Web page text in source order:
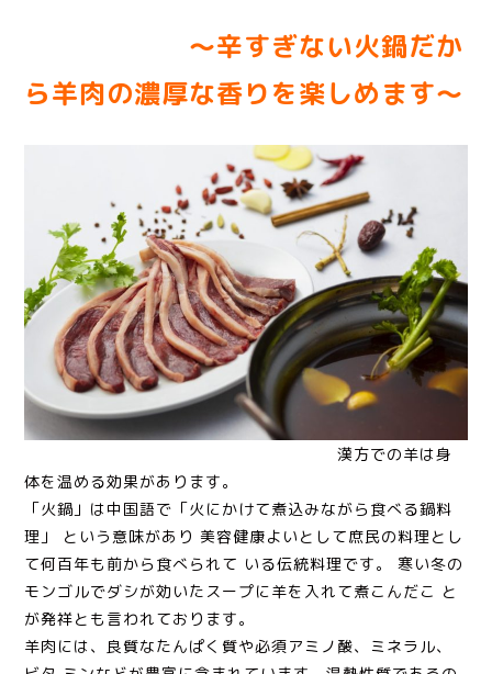
〜辛すぎない火鍋だか
ら羊肉の濃厚な香りを楽しめます〜
漢方での羊は身
体を温める効果があります。
「火鍋」は中国語で「火にかけて煮込みながら食べる鍋料
理」 という意味があり 美容健康よいとして庶民の料理とし
て何百年も前から食べられて いる伝統料理です。 寒い冬の
モンゴルでダシが効いたスープに羊を入れて煮こんだこ と
が発祥とも言われております。
羊肉には、良質なたんぱく質や必須アミノ酸、ミネラル、